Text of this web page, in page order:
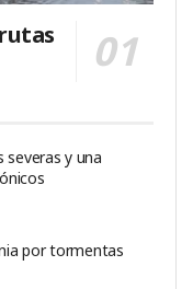
y una
por tormentas